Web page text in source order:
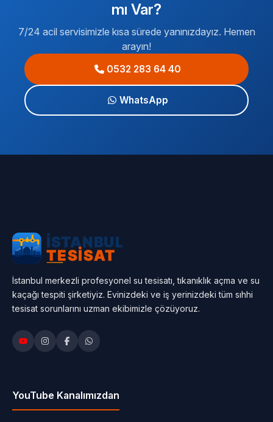
mı Var?
7/24 acil servisimizle kısa sürede yanınızdayız. Hemen
arayın!
0532 283 64 40
WhatsApp
İstanbul merkezli profesyonel su tesisatı, tıkanıklık açma ve su
kaçağı tespiti şirketiyiz. Evinizdeki ve iş yerinizdeki tüm sıhhi
tesisat sorunlarını uzman ekibimizle çözüyoruz.
YouTube Kanalımızdan